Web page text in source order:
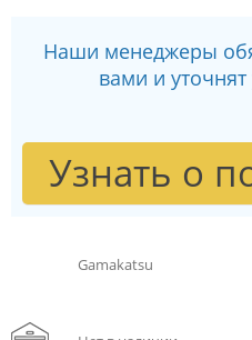
Наши менеджеры
вами и уточнят
Узнать о
Gamakatsu